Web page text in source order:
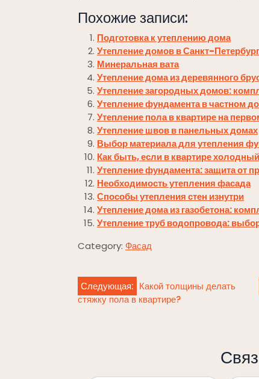
Похожие записи:
Подготовка к утеплению дома
Утепление домов в Санкт-
Минеральная вата
Утепление дома из деревянного
Утепление загородных домов:
Утепление фундамента в частном
Утепление пола в квартире на
Утепление швов в панельных домах
Выбор материала для утепления
Как быть, если в квартире
Утепление фундамента: защита от
Необходимость утепления фасада
Способы утепления стен изнутри
Утепление дома из газобетона:
Утепление труб водопровода:
Category: Фасад
Навигация
Следующая: Какой толщины делать
стяжку пола в квартире?